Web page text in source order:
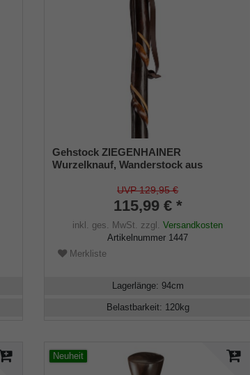
Gehstock ZIEGENHAINER
Wurzelknauf, Wanderstock aus
gedrehter Schmuckfräsung veredelt,
inklusive Bergstockspitze und Leder-
Tragschlaufe
UVP 129,95 €
115,99 € *
inkl. ges. MwSt. zzgl.Versandkosten
Artikelnummer 1447
Merkliste
Lagerlänge: 94cm
Belastbarkeit: 120kg
Neuheit